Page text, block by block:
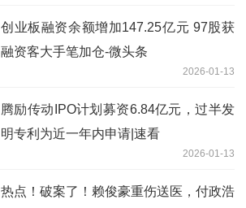
创业板融资余额增加147.25亿元 97股获
融资客大手笔加仓-微头条
2026-01-13
腾励传动IPO计划募资6.84亿元，过半发
明专利为近一年内申请|速看
2026-01-13
热点！破案了！赖俊豪重伤送医，付政浩